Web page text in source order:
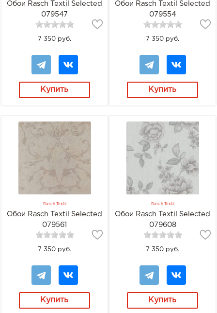
Обои Rasch Textil Selected
079547
7 350 руб.
Купить
Обои Rasch Textil Selected
079554
7 350 руб.
Купить
Rasch Textil
Обои Rasch Textil Selected
079561
7 350 руб.
Купить
Rasch Textil
Обои Rasch Textil Selected
079608
7 350 руб.
Купить